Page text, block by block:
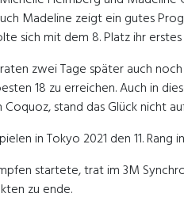
Madeline zeigt ein gutes
sich mit dem 8. Platz ihr
zwei Tage später auch
18 zu erreichen. Auch in
stand das Glück nicht
in Tokyo 2021 den 11.
startete, trat im 3M
zu ende.